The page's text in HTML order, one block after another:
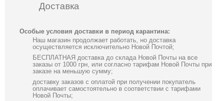
Доставка
Особые условия доставки в период карантина:
Наш магазин продолжает работать, но доставка
осуществляется исключительно Новой Почтой;
БЕСПЛАТНАЯ доставка до склада Новой Почты на все
заказы от 1000 грн, или согласно тарифам Новой Почты при
заказе на меньшую сумму;
доставку заказов с оплатой при получении покупатель
оплачивает самостоятельно в соответствии с тарифами
Новой Почты;